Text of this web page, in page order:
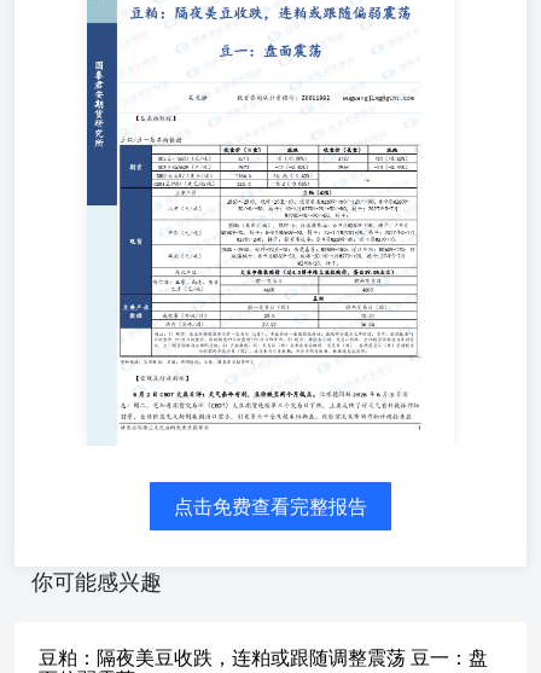
行业新闻】 6月2日CBOT大豆日评：天气条件有利，豆价跌
至两个月低点。北京德润林2026年6月3日消息：周二，芝加
哥期货交易所（CBOT）大豆期货连续第三个交易日下跌，
主要反映了好天气有利提振作物前景，全球供应充足抑制美
国出口需求，引发多头平仓及技术性抛盘。政府首次发布的
作物评级报告显 示，大豆作物优良率为66%，略低于去年
同期的67%以及市场预期的68%。自5月中旬中美峰会以
来，中国未大量购买美国农产品，这也给市场蒙上了一层阴
影。（汇易网） 【趋势强度】 豆粕趋势强度：0；豆一趋
势强度：0（主要指报告日的日盘主力合约期价波动情况）
注：趋势强度取值范围为【-2,2】区间整数。强弱程度分类
如下：弱、偏弱、中性、偏强、强，-2表示最看空，2表示
最看多。 国泰君安期货有限公司（以下简称“本公司”）具
有中国证监会核准的期货投资咨询业务资格（证监许可
[2011]1449号）。 本报告的观点和信息仅供本公司的专业投
资者参考，无意针对或打算违反任何地区、国家、城市或其
它法律管辖区域内的法律法规。本报告难以设置访问权限，
若给您造成不便，敬请谅解。若您并非国泰君安期货客户中
告不构成具体业务的推介，亦不应被视为任何投资、法律、
会计或税务建议，且本公司不会因接收人收到本报告而视其
出投资决定并自主承担投资风险，不应凭借本内容进行具体
操作。 分析师声明 作者具有中国期货业协会授予的期货投
立、客观、公正。本报告仅反映作者的不同设想、见解及分
点击免费查看完整报告
你可能感兴趣
豆粕：隔夜美豆收跌，连粕或跟随调整震荡 豆一：盘